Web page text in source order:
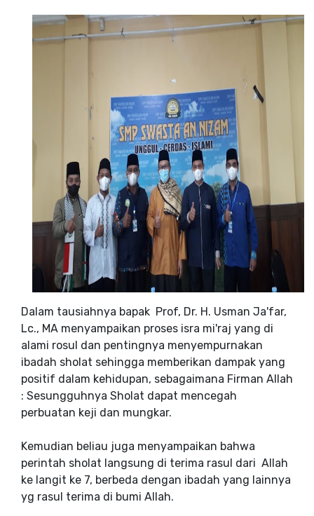
Dalam tausiahnya bapak Prof, Dr. H. Usman Ja'far,
Lc., MA menyampaikan proses isra mi'raj yang di
alami rosul dan pentingnya menyempurnakan
ibadah sholat sehingga memberikan dampak yang
positif dalam kehidupan, sebagaimana Firman Allah
: Sesungguhnya Sholat dapat mencegah
perbuatan keji dan mungkar.
Kemudian beliau juga menyampaikan bahwa
perintah sholat langsung di terima rasul dari Allah
ke langit ke 7, berbeda dengan ibadah yang lainnya
yg rasul terima di bumi Allah.